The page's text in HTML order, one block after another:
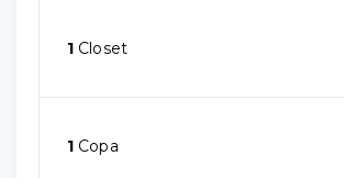
1 Closet
1 Copa